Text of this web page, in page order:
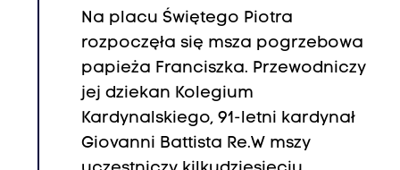
Na placu Świętego Piotra
rozpoczęła się msza pogrzebowa
papieża Franciszka. Przewodniczy
jej dziekan Kolegium
Kardynalskiego, 91-letni kardynał
Giovanni Battista Re.W mszy